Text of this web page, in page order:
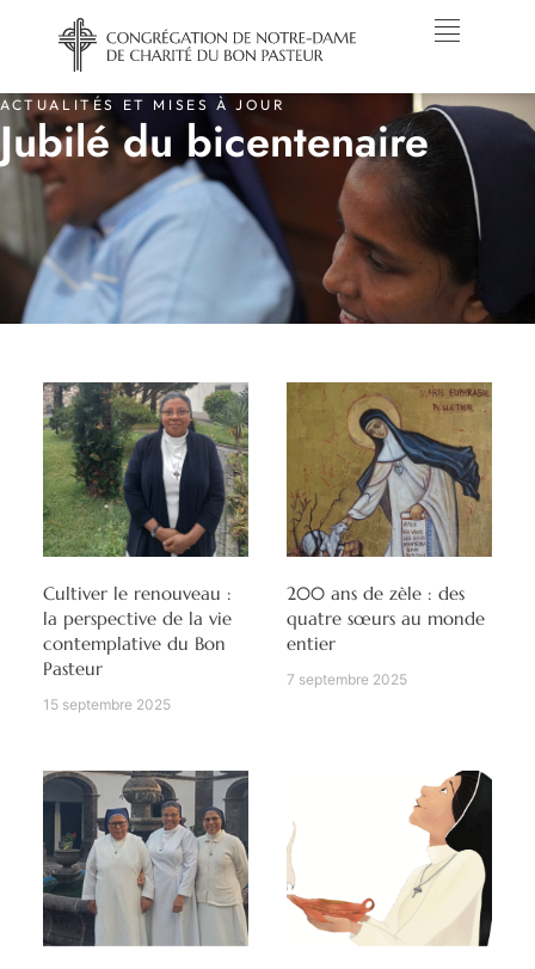
ACTUALITÉS ET MISES À JOUR
Jubilé du bicentenaire
Cultiver le renouveau :
la perspective de la vie
contemplative du Bon
Pasteur
15 septembre 2025
200 ans de zèle : des
quatre sœurs au monde
entier
7 septembre 2025